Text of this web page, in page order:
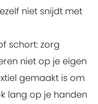
niet snijdt met
schort: zorg
niet op je eigen
gemaakt is om
lang op je handen